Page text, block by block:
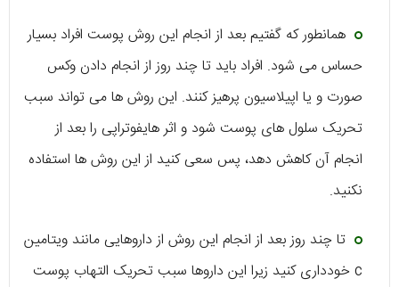
همانطور که گفتیم بعد از انجام این روش پوست افراد بسیار
حساس می شود. افراد باید تا چند روز از انجام دادن وکس
صورت و یا اپیلاسیون پرهیز کنند. این روش ها می تواند سبب
تحریک سلول های پوست شود و اثر هایفوتراپی را بعد از
انجام آن کاهش دهد، پس سعی کنید از این روش ها استفاده
نکنید.
تا چند روز بعد از انجام این روش از داروهایی مانند ویتامین
c خودداری کنید زیرا این داروها سبب تحریک التهاب پوست